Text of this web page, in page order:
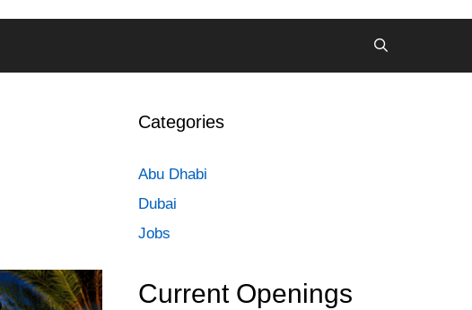
Categories
Abu Dhabi
Dubai
Jobs
Current Openings